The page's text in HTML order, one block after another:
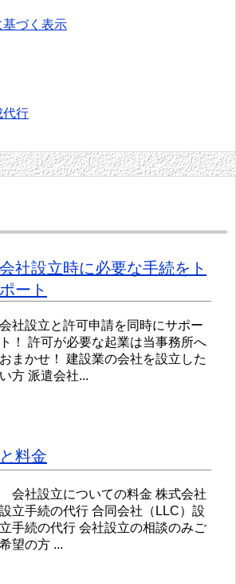
づく表示
代行
社設立時に必要な手続をト
ート
会社設立と許可申請を同時にサポー
ト！ 許可が必要な起業は当事務所へ
おまかせ！ 建設業の会社を設立した
い方 派遣会社...
料金
会社設立についての料金 株式会社
設立手続の代行 合同会社（LLC）設
立手続の代行 会社設立の相談のみご
希望の方 ...